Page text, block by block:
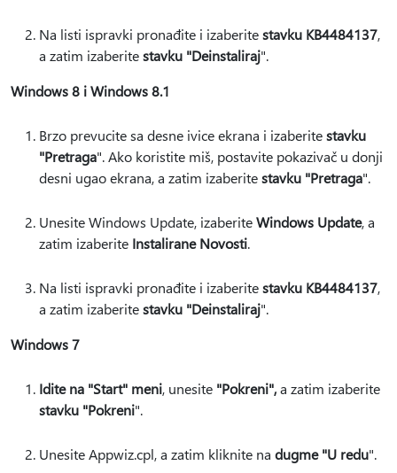
Na listi ispravki pronađite i izaberitestavku KB4484137,
a zatim izaberitestavku "Deinstaliraj".
Windows 8 i Windows 8.1
Brzo prevucite sa desne ivice ekrana i izaberitestavku
"Pretraga". Ako koristite miš, postavite pokazivač u donji
desni ugao ekrana, a zatim izaberitestavku "Pretraga".
Unesite Windows Update, izaberiteWindows Update, a
zatim izaberite Instalirane Novosti.
Na listi ispravki pronađite i izaberitestavku KB4484137,
a zatim izaberitestavku "Deinstaliraj".
Windows 7
Idite na "Start" meni, unesite "Pokreni",a zatim izaberite
stavku "Pokreni".
Unesite Appwiz.cpl, a zatim kliknite na dugme "U redu".